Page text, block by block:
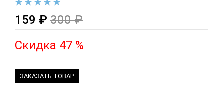
159 ₽ 300 ₽
Скидка 47 %
ЗАКАЗАТЬ ТОВАР